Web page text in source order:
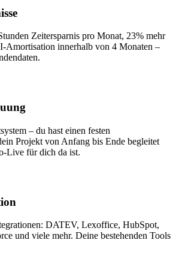
Zeitersparnis pro Monat, 23% mehr
Amortisation innerhalb von 4 Monaten –
– du hast einen festen
Projekt von Anfang bis Ende begleitet
Live für dich da ist.
DATEV, Lexoffice, HubSpot,
und viele mehr. Deine bestehenden Tools